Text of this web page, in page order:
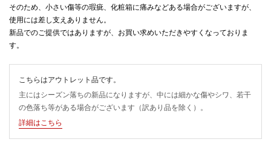
そのため、小さい傷等の瑕疵、化粧箱に痛みなどある場合がございますが、
使用には差し支えありません。
新品でのご提供ではありますが、お買い求めいただきやすくなっておりま
す。
こちらはアウトレット品です。
主にはシーズン落ちの新品になりますが、中には細かな傷やシワ、若干
の色落ち等がある場合がございます（訳あり品を除く）。
詳細はこちら